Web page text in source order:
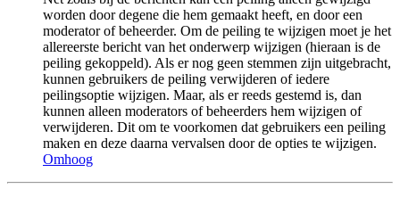
worden door degene die hem gemaakt heeft, en door een
moderator of beheerder. Om de peiling te wijzigen moet je het
allereerste bericht van het onderwerp wijzigen (hieraan is de
peiling gekoppeld). Als er nog geen stemmen zijn uitgebracht,
kunnen gebruikers de peiling verwijderen of iedere
peilingsoptie wijzigen. Maar, als er reeds gestemd is, dan
kunnen alleen moderators of beheerders hem wijzigen of
verwijderen. Dit om te voorkomen dat gebruikers een peiling
maken en deze daarna vervalsen door de opties te wijzigen.
Omhoog